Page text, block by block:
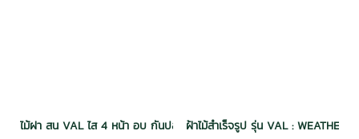
ไม้ฝา สน VAL ไส 4 หน้า อบ กันปลวก H3.2 เกรดพรีเมี่ยม 0.5x6x4.0
ฝ้าไม้สำเร็จรูป รุ่น VAL :